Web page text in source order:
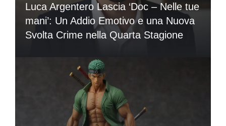
Luca Argentero Lascia ‘Doc – Nelle tue
mani’: Un Addio Emotivo e una Nuova
Svolta Crime nella Quarta Stagione